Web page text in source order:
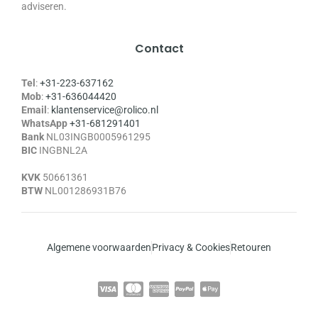
adviseren.
Contact
Tel :+31-223-637162
Mob:+31-636044420
Email : klantenservice@rolico.nl
WhatsApp+31-681291401
BankNL03INGB0005961295
BIC INGBNL2A
KVK 50661361
BTW NL001286931B76
Algemene voorwaardenPrivacy & CookiesRetouren